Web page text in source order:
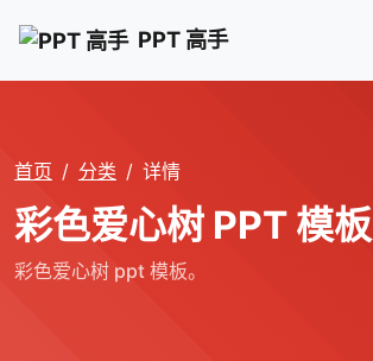
PPT 高手
首页 分类 详情
彩色爱心树 PPT 模板
彩色爱心树 ppt 模板。